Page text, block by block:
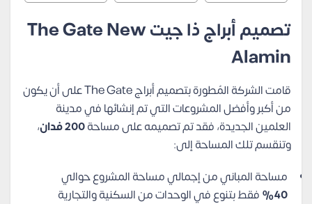
تصميم أبراج ذا جيت The Gate New
Alamin
قامت الشركة المُطورة بتصميم أبراج The Gate على أن يكون
من أكبر وأفضل المشروعات التي تم إنشائها في مدينة
العلمين الجديدة، فقد تم تصميمه على مساحة200 فدان
،
وتنقسم تلك المساحة إلى:
مساحة المباني من إجمالي مساحة المشروع حوالي
40%
فقط بتنوع في الوحدات من السكنية والتجارية